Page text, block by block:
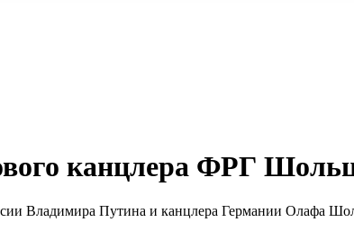
канцлера ФРГ
Владимира Путина и канцлера Германии Олафа